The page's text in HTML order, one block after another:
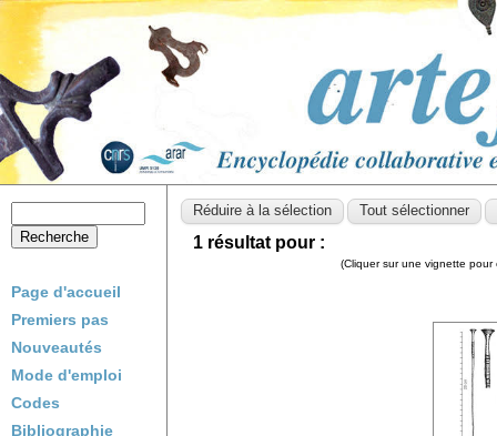
Page d'accueil
Premiers pas
Nouveautés
Mode d'emploi
Codes
Bibliographie
1 résultat pour :
(Cliquer sur une vignette